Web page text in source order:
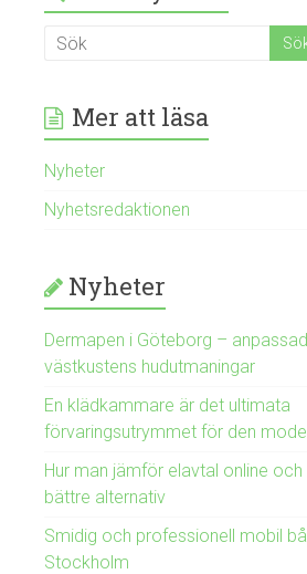
Mer att läsa
Nyheter
Nyhetsredaktionen
Nyheter
Dermapen i Göteborg –
västkustens hudutmaningar
En klädkammare är det ultimata
förvaringsutrymmet för den
Hur man jämför elavtal online
bättre alternativ
Smidig och professionell mobil
Stockholm